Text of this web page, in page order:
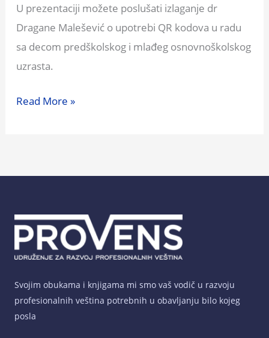
U prezentaciji možete poslušati izlaganje dr
Dragane Malešević o upotrebi QR kodova u radu
sa decom predškolskog i mlađeg osnovnoškolskog
uzrasta.
Read More »
Svojim obukama i knjigama mi smo vaš vodič u razvoju
profesionalnih veština potrebnih u obavljanju bilo kojeg
posla